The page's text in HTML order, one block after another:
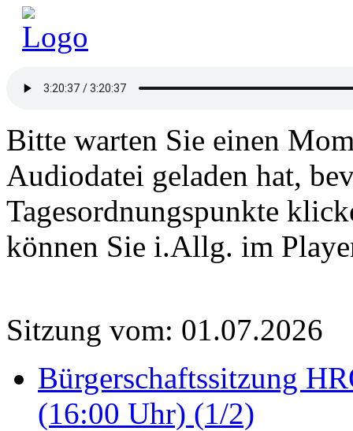
Bitte warten Sie einen
Audiodatei geladen hat,
Tagesordnungspunkte
können Sie i.Allg. im
Sitzung vom: 01.07.2026
Bürgerschaftssitzung
(16:00 Uhr) (1/2)